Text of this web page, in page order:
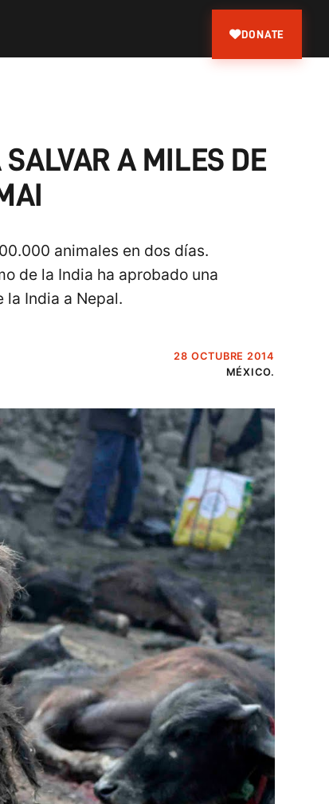
DONATE
A MILES DE
animales en dos días.
de la India ha aprobado una
India a Nepal.
28 OCTUBRE 2014
MÉXICO.